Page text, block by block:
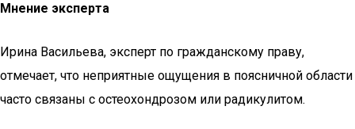
Мнение эксперта
Ирина Васильева, эксперт по гражданскому праву,
отмечает, что неприятные ощущения в поясничной области
часто связаны с остеохондрозом или радикулитом.